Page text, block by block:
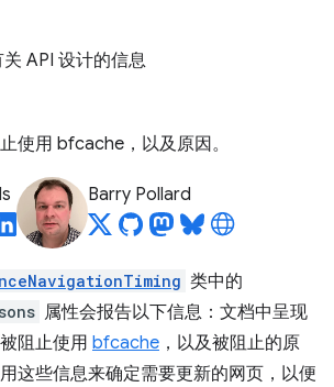
API 设计的信息
使用 bfcache，以及原因。
Barry Pollard
类中的
属性会报告以下信息：文档中呈现
阻止使用 bfcache ，以及被阻止的原
这些信息来确定需要更新的网页，以便